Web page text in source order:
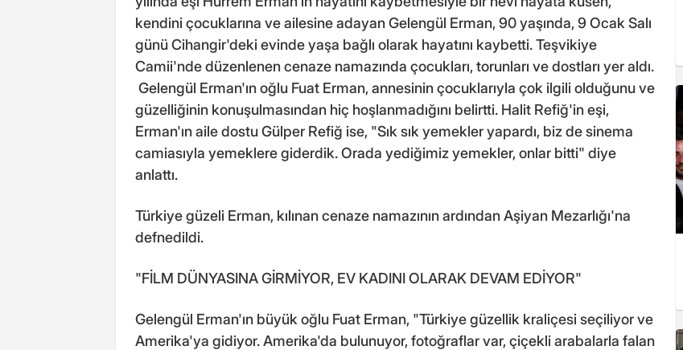
kendini çocuklarına ve ailesine adayan Gelengül Erman, 90 yaşında, 9 Ocak Salı
günü Cihangir'deki evinde yaşa bağlı olarak hayatını kaybetti. Teşvikiye
Camii'nde düzenlenen cenaze namazında çocukları, torunları ve dostları yer aldı.
Gelengül Erman'ın oğlu Fuat Erman, annesinin çocuklarıyla çok ilgili olduğunu ve
güzelliğinin konuşulmasından hiç hoşlanmadığını belirtti. Halit Refiğ'in eşi,
Erman'ın aile dostu Gülper Refiğ ise, "Sık sık yemekler yapardı, biz de sinema
camiasıyla yemeklere giderdik. Orada yediğimiz yemekler, onlar bitti" diye
anlattı.
Türkiye güzeli Erman, kılınan cenaze namazının ardından Aşiyan Mezarlığı'na
defnedildi.
"FİLM DÜNYASINA GİRMİYOR, EV KADINI OLARAK DEVAM EDİYOR"
Gelengül Erman'ın büyük oğlu Fuat Erman, "Türkiye güzellik kraliçesi seçiliyor ve
Amerika'ya gidiyor. Amerika'da bulunuyor, fotoğraflar var, çiçekli arabalarla falan